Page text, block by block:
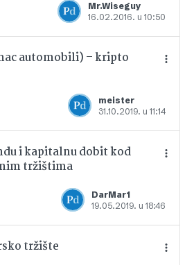
Mr.Wiseguy
16.02.2016. u 10:50
Dodajte u favorite
automobili) – kripto
meister
31.10.2019. u 11:14
Dodajte u favorite
i kapitalnu dobit kod
tržištima
DarMar1
19.05.2019. u 18:46
Dodajte u favorite
tržište